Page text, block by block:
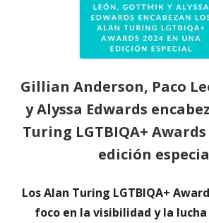
Gillian Anderson, Paco
y Alyssa Edwards
Turing LGTBIQA+ Awards
edición
Los Alan Turing LGTBIQA+
foco en la visibilidad y la